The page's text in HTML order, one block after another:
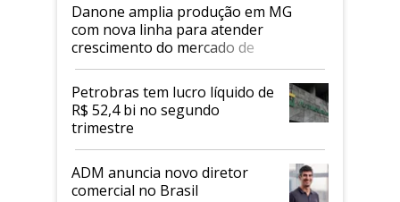
Danone amplia produção em MG
com nova linha para atender
crescimento do mercado de
alimentos proteicos
Petrobras tem lucro líquido de
R$ 52,4 bi no segundo
trimestre
ADM anuncia novo diretor
comercial no Brasil